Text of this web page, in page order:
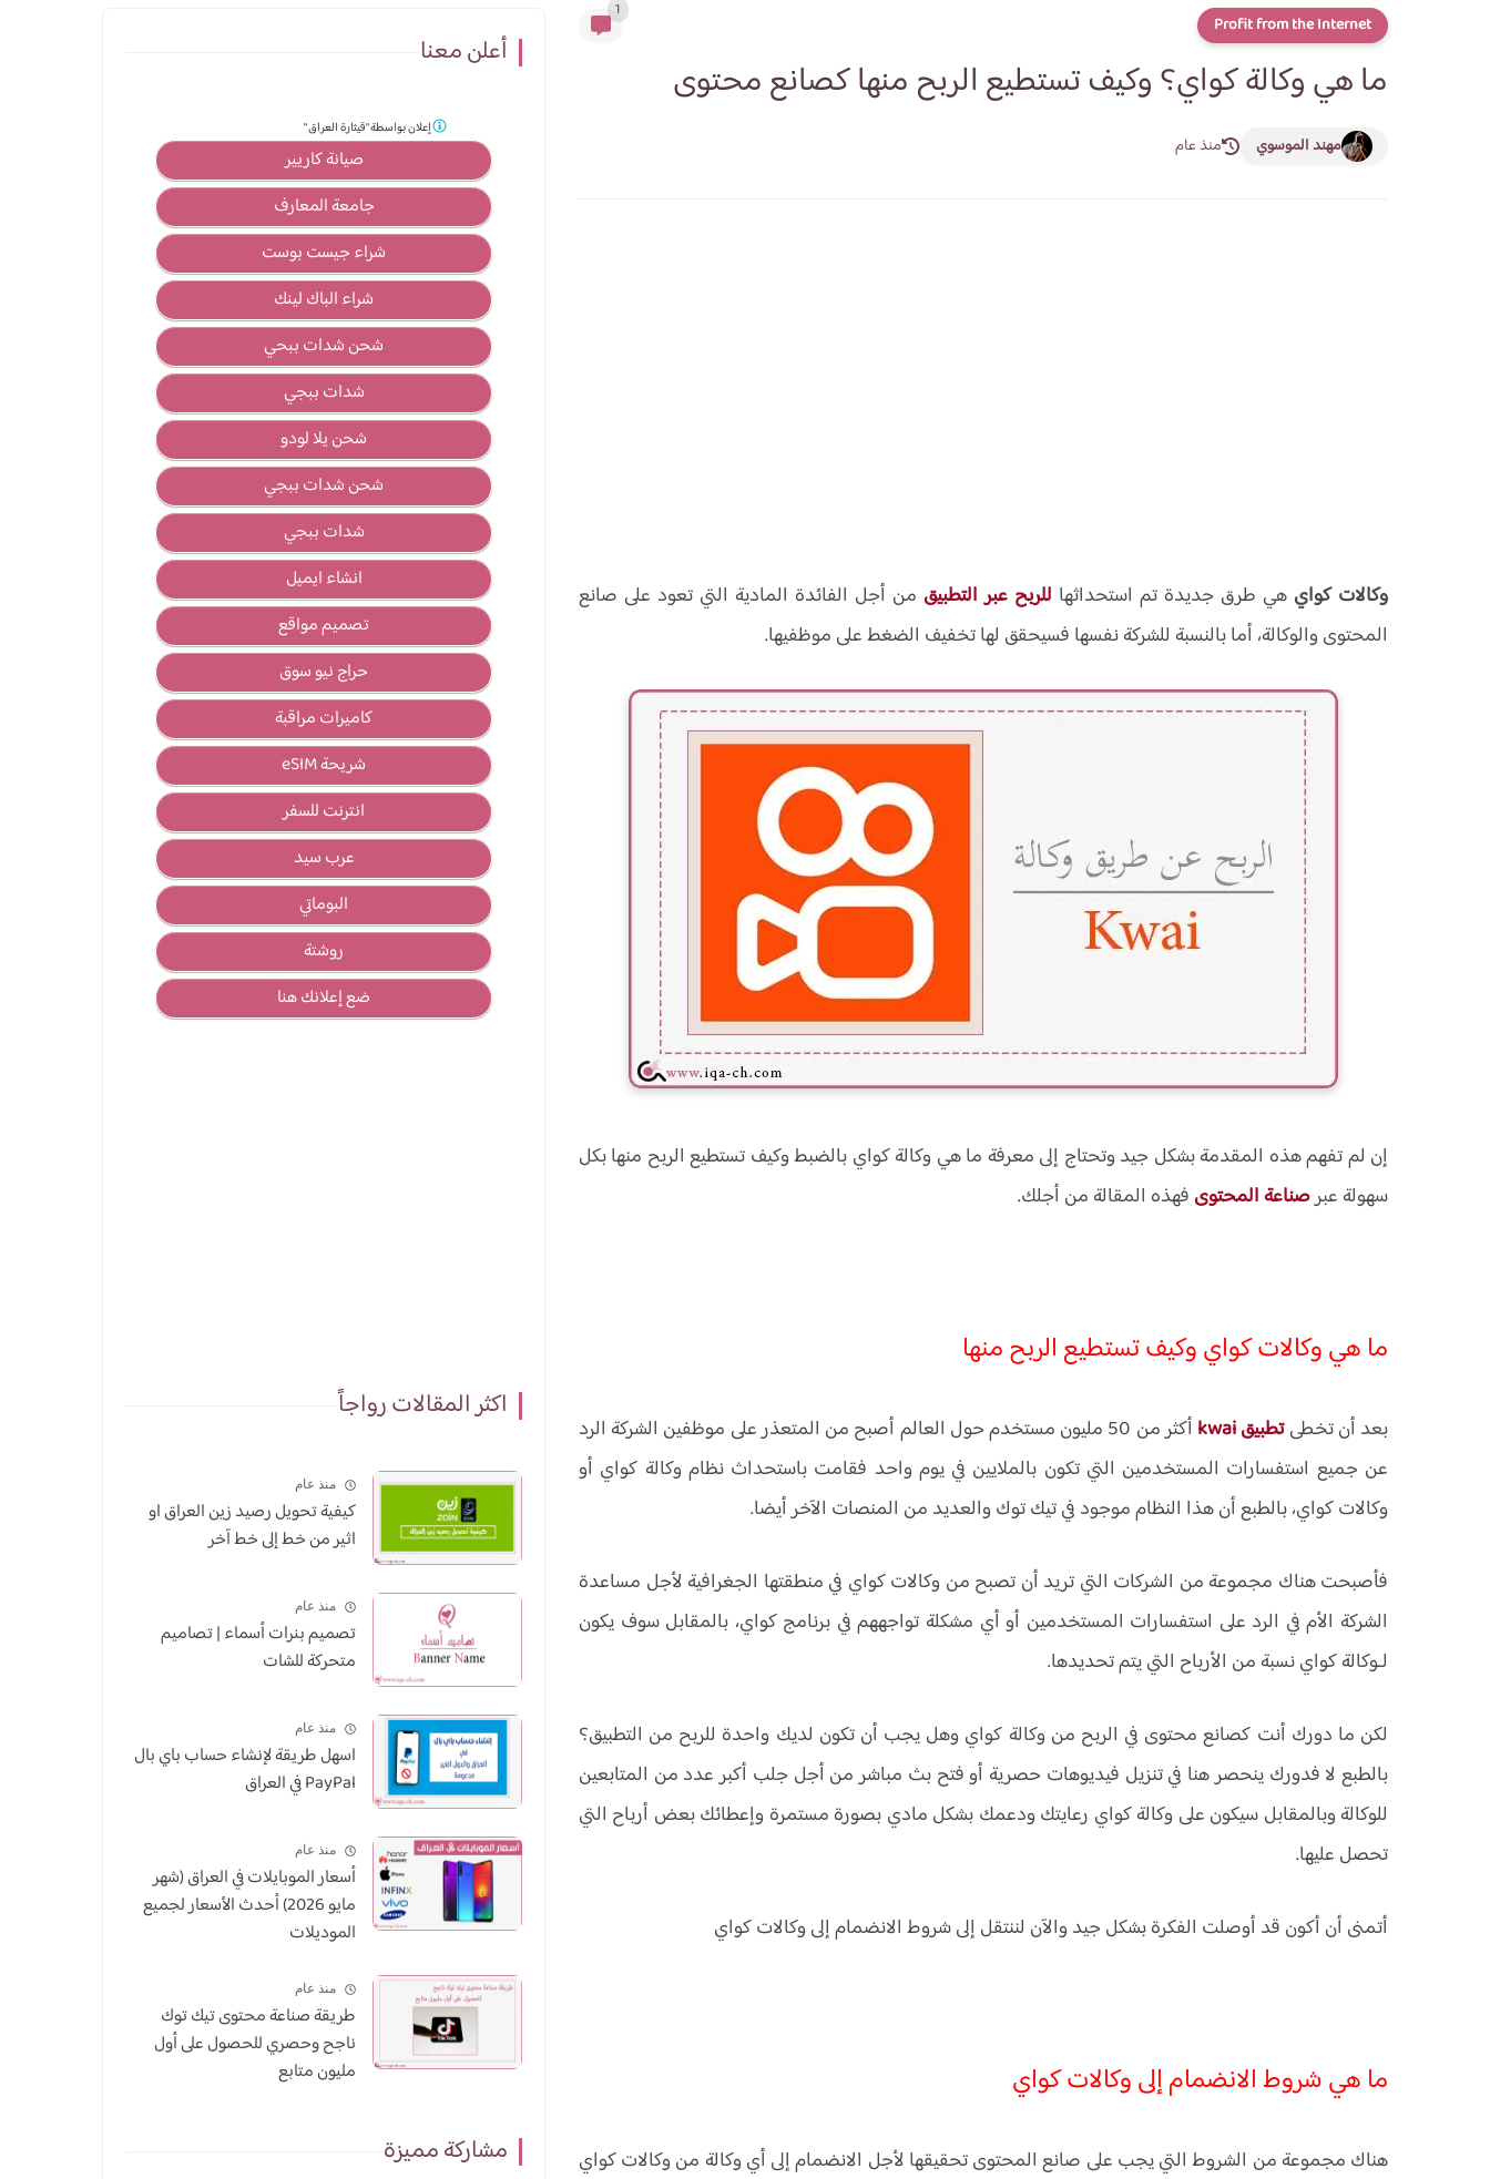
Profit from the Internet
1
ما هي وكالة كواي؟ وكيف تستطيع الربح منها كصانع محتوى
مهند الموسوي منذ عام
وكالات كواي هي طرق جديدة تم استحداثها للربح عبر التطبيق من أجل الفائدة المادية التي تعود على صانع
المحتوى والوكالة، أما بالنسبة للشركة نفسها فسيحقق لها تخفيف الضغط على موظفيها.
إن لم تفهم هذه المقدمة بشكل جيد وتحتاج إلى معرفة ما هي وكالة كواي بالضبط وكيف تستطيع الربح منها بكل
سهولة عبرصناعة المحتوى فهذه المقالة من أجلك.
ما هي وكالات كواي وكيف تستطيع الربح منها
بعد أن تخطىتطبيق kwai
أكثر من 50 مليون مستخدم حول العالم أصبح من المتعذر على موظفين الشركة الرد
عن جميع استفسارات المستخدمين التي تكون بالملايين في يوم واحد فقامت باستحداث نظام وكالة كواي أو
وكالات كواي، بالطبع أن هذا النظام موجود في تيك توك والعديد من المنصات الآخر أيضا.
فأصبحت هناك مجموعة من الشركات التي تريد أن تصبح من وكالات كواي في منطقتها الجغرافية لأجل مساعدة
الشركة الأم في الرد على استفسارات المستخدمين أو أي مشكلة تواجههم في برنامج كواي، بالمقابل سوف يكون
لـوكالة كواي نسبة من الأرباح التي يتم تحديدها.
لكن ما دورك أنت كصانع محتوى في الربح من وكالة كواي وهل يجب أن تكون لديك واحدة للربح من التطبيق؟
بالطبع لا فدورك ينحصر هنا في تنزيل فيديوهات حصرية أو فتح بث مباشر من أجل جلب أكبر عدد من المتابعين
للوكالة وبالمقابل سيكون على وكالة كواي رعايتك ودعمك بشكل مادي بصورة مستمرة وإعطائك بعض أرباح التي
تحصل عليها.
أتمنى أن أكون قد أوصلت الفكرة بشكل جيد والآن لننتقل إلى شروط الانضمام إلى وكالات كواي
ما هي شروط الانضمام إلى وكالات كواي
هناك مجموعة من الشروط التي يجب على صانع المحتوى تحقيقها لأجل الانضمام إلى أي وكالة من وكالات كواي
أعلن معنا
صيانة كاريير
جامعة المعارف
شراء جيست بوست
شراء الباك لينك
شحن شدات ببحي
شدات ببجي
شحن يلا لودو
شحن شدات ببجي
شدات ببجي
انشاء ايميل
تصميم مواقع
حراج نيو سوق
كاميرات مراقبة
شريحة eSIM
انترنت للسفر
عرب سيد
البوماتي
روشتة
ضع إعلانك هنا
إعلان بواسطة"قيثارة العراق "
اكثر المقالات رواجاً
منذ عام
كيفية تحويل رصيد زين العراق او
اثير من خط إلى خط آخر
منذ عام
تصميم بنرات أسماء | تصاميم
متحركة للشات
منذ عام
اسهل طريقة لإنشاء حساب باي بال
PayPal في العراق
منذ عام
أسعار الموبايلات في العراق (شهر
مايو 2026) أحدث الأسعار لجميع
الموديلات
منذ عام
طريقة صناعة محتوى تيك توك
ناجح وحصري للحصول على أول
مليون متابع
مشاركة مميزة